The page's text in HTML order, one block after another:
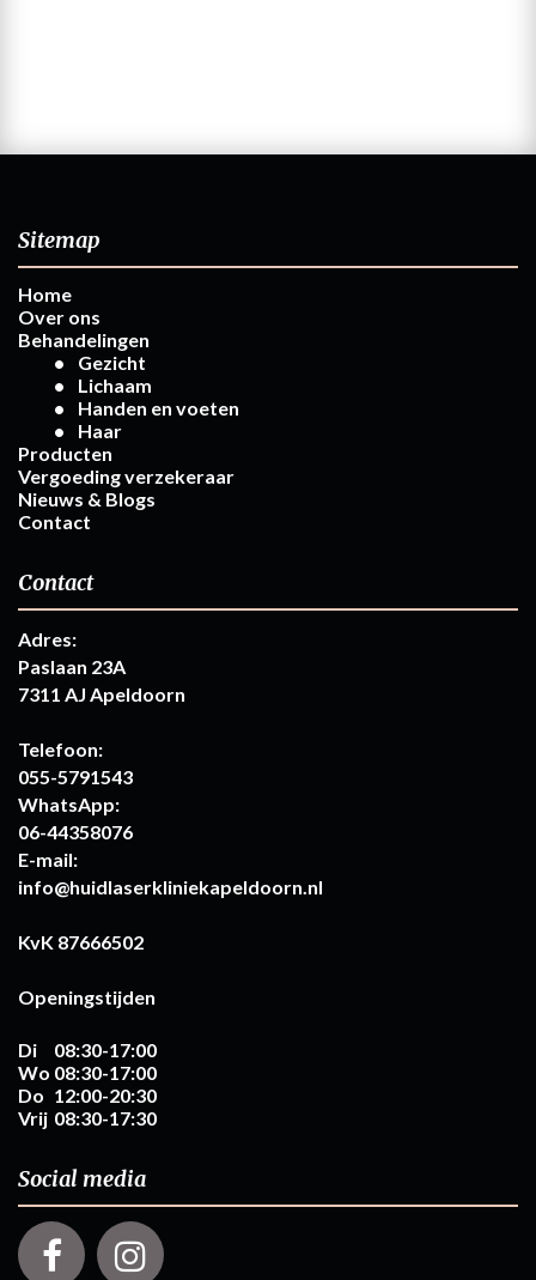
Sitemap
Home
Over ons
Behandelingen
Gezicht
Lichaam
Handen en voeten
Haar
Producten
Vergoeding verzekeraar
Nieuws & Blogs
Contact
Contact
Adres:
Paslaan 23A
7311 AJ Apeldoorn
Telefoon:
055-5791543
WhatsApp:
06-44358076
E-mail:
info@huidlaserkliniekapeldoorn.nl
KvK 87666502
Openingstijden
Di
08:30-17:00
Wo 08:30-17:00
Do 12:00-20:30
Vrij 08:30-17:30
Social media